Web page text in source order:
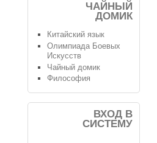
ЧАЙНЫЙ
ДОМИК
Китайский язык
Олимпиада Боевых
Искусств
Чайный домик
Философия
ВХОД В
СИСТЕМУ